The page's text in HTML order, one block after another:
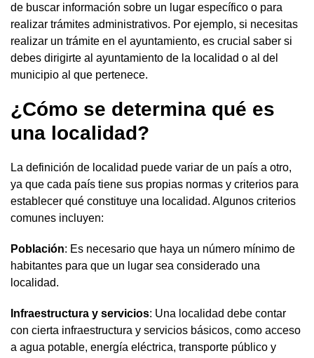
de buscar información sobre un lugar específico o para
realizar trámites administrativos. Por ejemplo, si necesitas
realizar un trámite en el ayuntamiento, es crucial saber si
debes dirigirte al ayuntamiento de la localidad o al del
municipio al que pertenece.
¿Cómo se determina qué es
una localidad?
La definición de localidad puede variar de un país a otro,
ya que cada país tiene sus propias normas y criterios para
establecer qué constituye una localidad. Algunos criterios
comunes incluyen:
Población: Es necesario que haya un número mínimo de
habitantes para que un lugar sea considerado una
localidad.
Infraestructura y servicios: Una localidad debe contar
con cierta infraestructura y servicios básicos, como acceso
a agua potable, energía eléctrica, transporte público y